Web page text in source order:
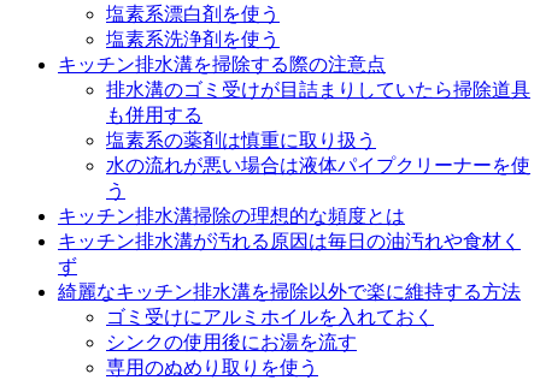
塩素系漂白剤を使う
塩素系洗浄剤を使う
キッチン排水溝を掃除する際の注意点
排水溝のゴミ受けが目詰まりしていたら掃除道具
も併用する
塩素系の薬剤は慎重に取り扱う
水の流れが悪い場合は液体パイプクリーナーを使
う
キッチン排水溝掃除の理想的な頻度とは
キッチン排水溝が汚れる原因は毎日の油汚れや食材く
ず
綺麗なキッチン排水溝を掃除以外で楽に維持する方法
ゴミ受けにアルミホイルを入れておく
シンクの使用後にお湯を流す
専用のぬめり取りを使う